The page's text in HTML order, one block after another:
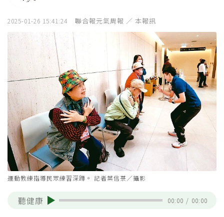
2025-01-26 15:41:24 聯合報元氣周報 ／ 本報訊
運動教練指導民眾練習深蹲。 記者葉信菉／攝影
聽健康 00:00 / 00:00